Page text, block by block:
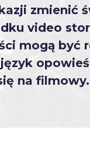
zmienić
video
mogą być
na filmowy.